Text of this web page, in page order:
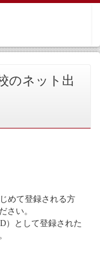
のネット出
めて登録される方
さい。
）として登録された